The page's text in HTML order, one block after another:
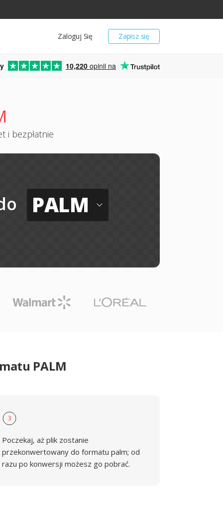
Zapisz się
Zaloguj Się
10,220 opinii na
i bezpłatnie
PALM
PALM
3
Poczekaj, aż plik zostanie
przekonwertowany do formatu palm; od
razu po konwersji możesz go pobrać.